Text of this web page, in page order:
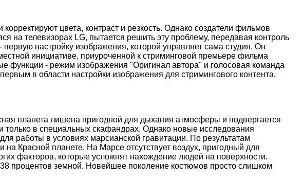
цвета, контраст и резкость. Однако создатели фильмов
на телевизорах LG, пытается решить эту проблему, передавая контроль
настройку изображения, которой управляет сама студия. Он
инициативе, приуроченной к стриминговой премьере фильма
функции - режим изображения "Оригинал автора" и голосовая команда
в области настройки изображения для стримингового контента.
планета лишена пригодной для дыхания атмосферы и подвергается
только в специальных скафандрах. Однако новые исследования
работы в условиях марсианской гравитации. По результатам
Красной планете. На Марсе отсутствует воздух, пригодный для
факторов, которые усложнят нахождение людей на поверхности.
процентов земной. Новейшее поколение костюмов просто слишком